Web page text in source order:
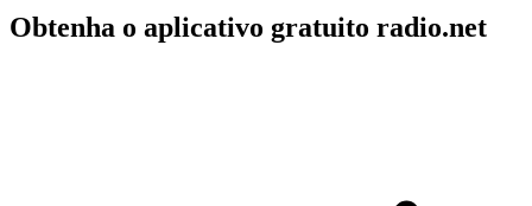
Obtenha o aplicativo gratuito radio.net